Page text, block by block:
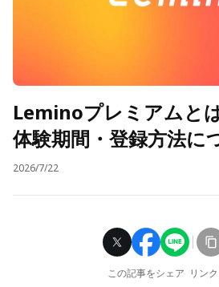
Leminoプレミアムと
体験期間・登録方法に
2026/7/22
この記事をシェア リン